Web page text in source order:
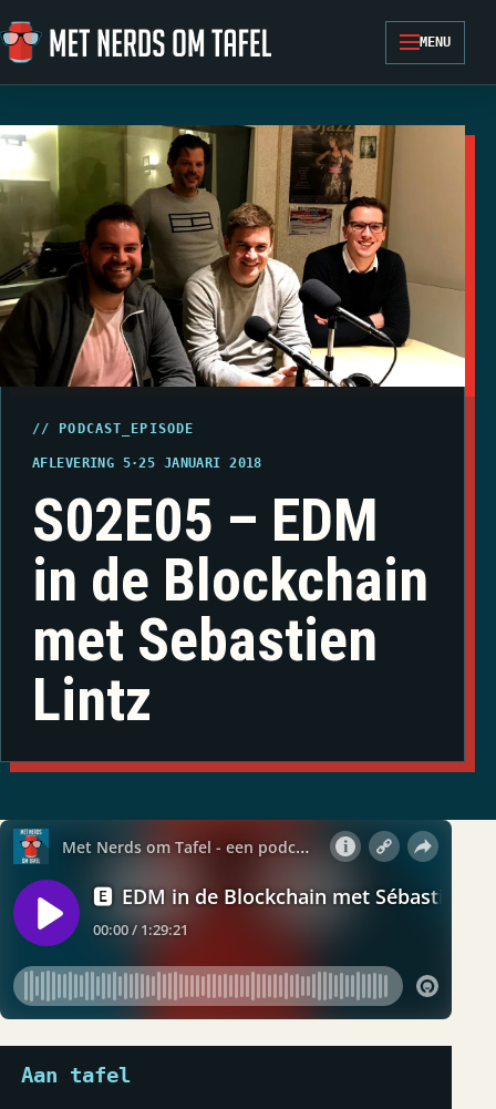
Ga naar de inhoud
MENU
// PODCAST_EPISODE
AFLEVERING 5·25 JANUARI 2018
S02E05 – EDM
in de Blockchain
met Sebastien
Lintz
Aan tafel